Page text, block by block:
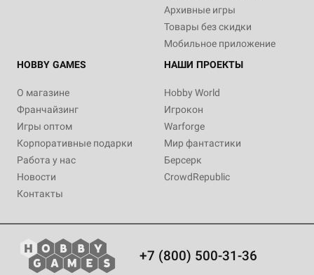
Архивные игры
Товары без скидки
Мобильное приложение
HOBBY GAMES
О магазине
Франчайзинг
Игры оптом
Корпоративные подарки
Работа у нас
Новости
Контакты
НАШИ ПРОЕКТЫ
Hobby World
Игрокон
Warforge
Мир фантастики
Берсерк
CrowdRepublic
+7 (800) 500-31-36